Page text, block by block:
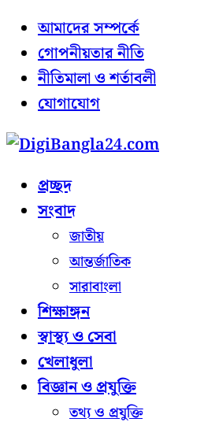
আমাদের সম্পর্কে
গোপনীয়তার নীতি
নীতিমালা ও শর্তাবলী
যোগাযোগ
প্রচ্ছদ
সংবাদ
জাতীয়
আন্তর্জাতিক
সারাবাংলা
শিক্ষাঙ্গন
স্বাস্থ্য ও সেবা
খেলাধুলা
বিজ্ঞান ও প্রযুক্তি
তথ্য ও প্রযুক্তি